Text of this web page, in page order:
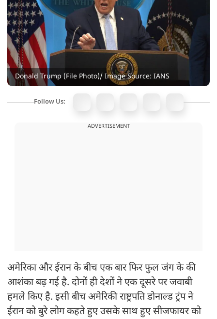
Donald Trump (File Photo)/ Image Source: IANS
Follow Us:
ADVERTISEMENT
अमेरिका और ईरान के बीच एक बार फिर फुल जंग के की
आशंका बढ़ गई है. दोनों ही देशों ने एक दूसरे पर जवाबी
हमले किए है. इसी बीच अमेरिकी राष्ट्रपति डोनाल्ड ट्रंप ने
ईरान को बुरे लोग कहते हुए उसके साथ हुए सीजफायर को